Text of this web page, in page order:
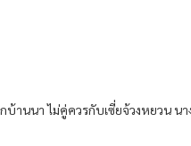
านนา ไม่คู่ควรกับเซี่ยจ้วงหยวน น